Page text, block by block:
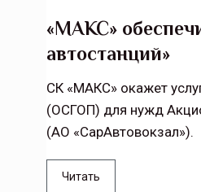
«МАКС»
автостанций»
СК «МАКС» окажет
(ОСГОП) для нужд
(АО «СарАвтовокзал»).
Читать